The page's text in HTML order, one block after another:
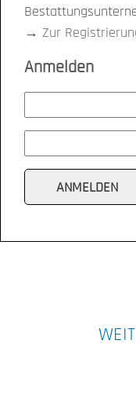
→ Zur
Anmelden